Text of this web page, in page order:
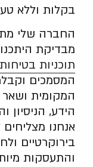
בקלות וללא
החברה שלי
מבדיקת
תוכניות
המסמכים
המקומית
הידע, הניסיון
אנחנו
בירוקרטיים
והתעסקות